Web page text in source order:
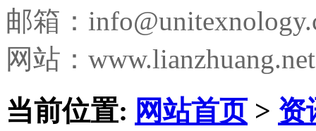
邮箱：
网站：www.lianzhuang.net
当前位置: 网站首页> 资